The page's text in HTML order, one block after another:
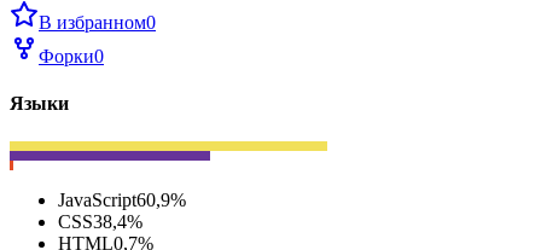
В избранном0
Форки0
Языки
JavaScript60,9%
CSS38,4%
HTML0,7%